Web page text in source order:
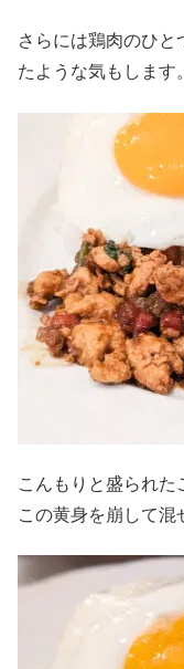
さらには鶏肉のひと
たような気もします。
こんもりと盛られた
この黄身を崩して混